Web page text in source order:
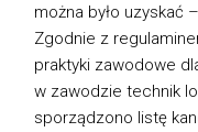
można było uzyskać
Zgodnie z
praktyki zawodowe
w zawodzie technik
sporządzono listę